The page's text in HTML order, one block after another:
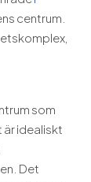
centrum.
som
är idealiskt
Det